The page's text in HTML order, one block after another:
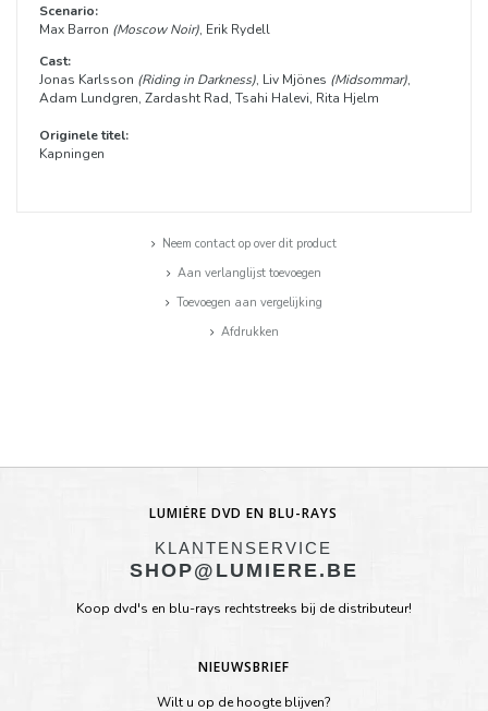
Scenario:
Max Barron (Moscow Noir), Erik Rydell
Cast:
Jonas Karlsson (Riding in Darkness), Liv Mjönes (Midsommar),
Adam Lundgren, Zardasht Rad, Tsahi Halevi, Rita Hjelm
Originele titel:
Kapningen
Neem contact op over dit product
Aan verlanglijst toevoegen
Toevoegen aan vergelijking
Afdrukken
LUMIÈRE DVD EN BLU-RAYS
KLANTENSERVICE
SHOP@LUMIERE.BE
Koop dvd's en blu-rays rechtstreeks bij de distributeur!
NIEUWSBRIEF
Wilt u op de hoogte blijven?